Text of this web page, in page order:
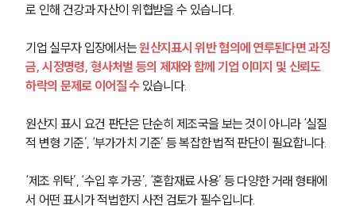
로 인해 건강과 자산이 위협받을 수 있습니다.
기업 실무자 입장에서는 원산지표시 위반 혐의에 연루된다면 과징
금, 시정명령, 형사처벌 등의 제재와 함께 기업 이미지 및 신뢰도
하락의 문제로 이어질 수 있습니다.
원산지 표시 요건 판단은 단순히 제조국을 보는 것이 아니라 ‘실질
적 변형 기준’, ‘부가가치 기준’ 등 복잡한 법적 판단이 필요합니다.
‘제조 위탁’, ‘수입 후 가공’, ‘혼합재료 사용’ 등 다양한 거래 형태에
서 어떤 표시가 적법한지 사전 검토가 필수입니다.